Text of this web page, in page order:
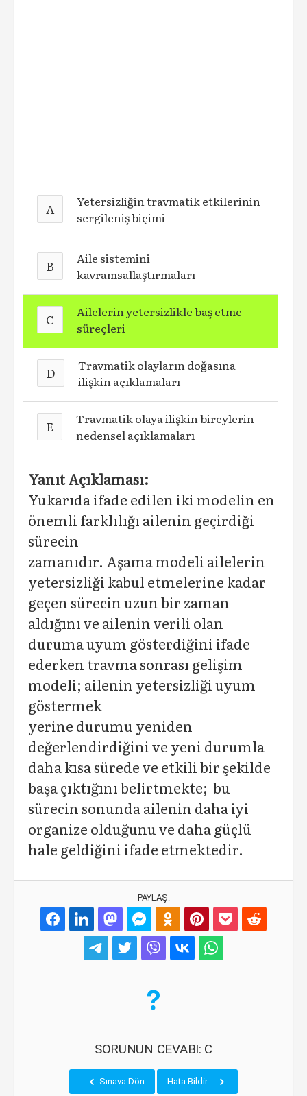
A
Yetersizliğin travmatik etkilerinin
sergileniş biçimi
B
Aile sistemini
kavramsallaştırmaları
C
Ailelerin yetersizlikle baş etme
süreçleri
D
Travmatik olayların doğasına
ilişkin açıklamaları
E
Travmatik olaya ilişkin bireylerin
nedensel açıklamaları
Yanıt Açıklaması:
Yukarıda ifade edilen iki modelin en
önemli farklılığı ailenin geçirdiği
sürecin
zamanıdır. Aşama modeli ailelerin
yetersizliği kabul etmelerine kadar
geçen sürecin uzun bir zaman
aldığını ve ailenin verili olan
duruma uyum gösterdiğini ifade
ederken travma sonrası gelişim
modeli; ailenin yetersizliği uyum
göstermek
yerine durumu yeniden
değerlendirdiğini ve yeni durumla
daha kısa sürede ve etkili bir şekilde
başa çıktığını belirtmekte; bu
sürecin sonunda ailenin daha iyi
organize olduğunu ve daha güçlü
hale geldiğini ifade etmektedir.
PAYLAŞ:
SORUNUN CEVABI: C
Sınava Dön Hata Bildir